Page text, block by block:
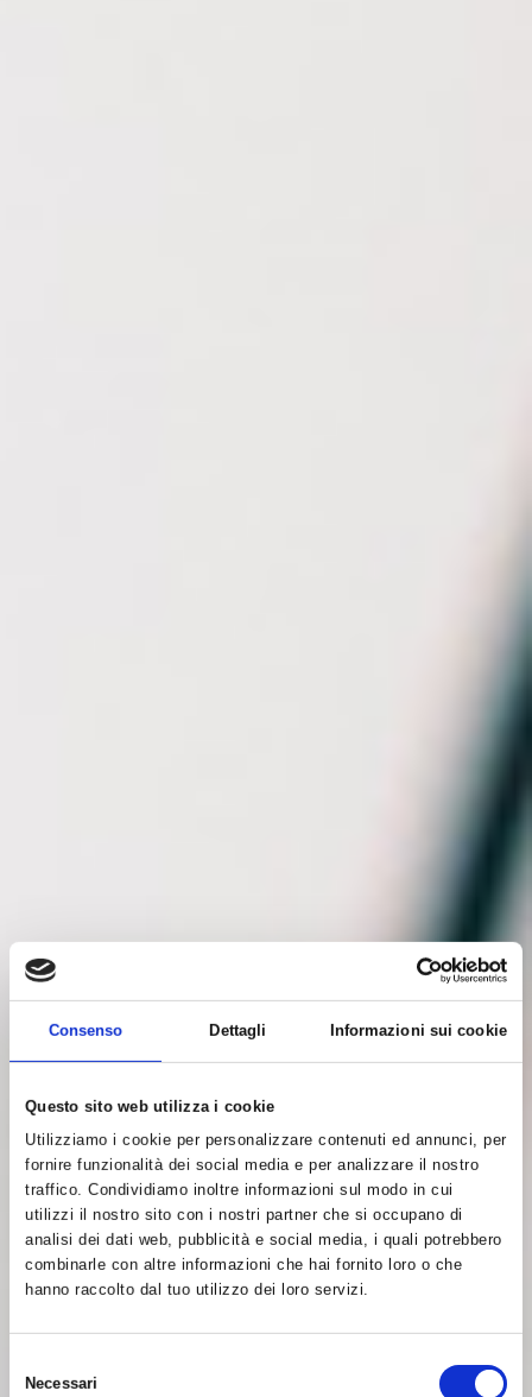
Consenso Dettagli Informazioni sui cookie
Questo sito web utilizza i cookie
Utilizziamo i cookie per personalizzare contenuti ed annunci, per
fornire funzionalità dei social media e per analizzare il nostro
traffico. Condividiamo inoltre informazioni sul modo in cui
utilizzi il nostro sito con i nostri partner che si occupano di
analisi dei dati web, pubblicità e social media, i quali potrebbero
combinarle con altre informazioni che hai fornito loro o che
hanno raccolto dal tuo utilizzo dei loro servizi.
delNecessari